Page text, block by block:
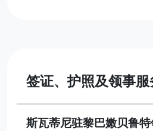
签证、护照及领事服
斯瓦蒂尼驻黎巴嫩贝鲁